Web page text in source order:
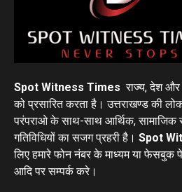
Spot Witness Times राज्य, देश और
को प्रसारित करता है। उत्तराखण्ड की
परंपराओ के साथ-साथ आर्थिक, सामाजिक
गतिविधियों का सजग प्रहरी है। Spot
लिए हमारे फोन नंबर के माध्यम या फेसबुक
आदि पर सम्पर्क करे।